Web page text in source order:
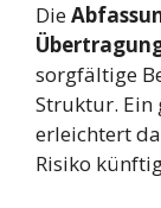
Die
sorgfältige
Struktur. Ein
erleichtert
Risiko